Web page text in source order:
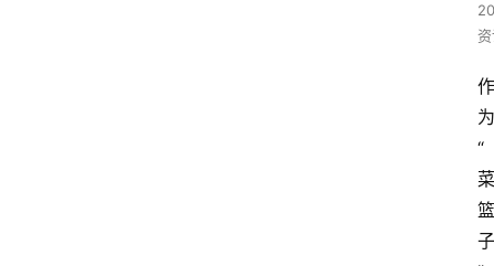
作
为
“
菜
篮
子